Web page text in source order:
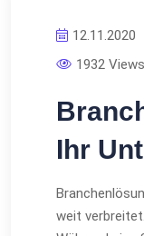
12.11.2020
1932 Views
Ihr
weit